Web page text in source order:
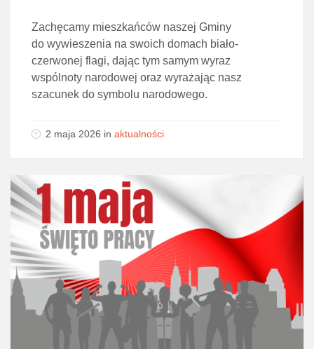
Zachęcamy mieszkańców naszej Gminy
do wywieszenia na swoich domach biało-
czerwonej flagi, dając tym samym wyraz
wspólnoty narodowej oraz wyrażając nasz
szacunek do symbolu narodowego.
2 maja 2026 in aktualności